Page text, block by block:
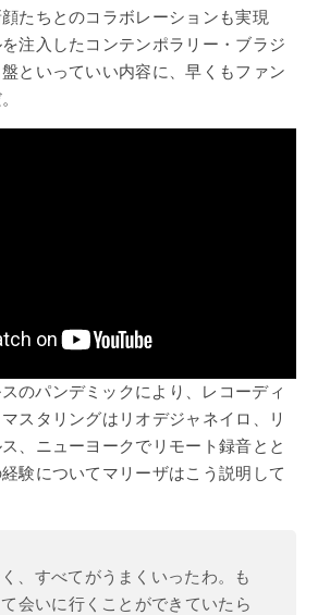
たちとのコラボレーションも実現
注入したコンテンポラリー・ブラジ
といっていい内容に、早くもファン
のパンデミックにより、レコーディ
スタリングはリオデジャネイロ、リ
、ニューヨークでリモート録音とと
験についてマリーザはこう説明して
、すべてがうまくいったわ。も
会いに行くことができていたら